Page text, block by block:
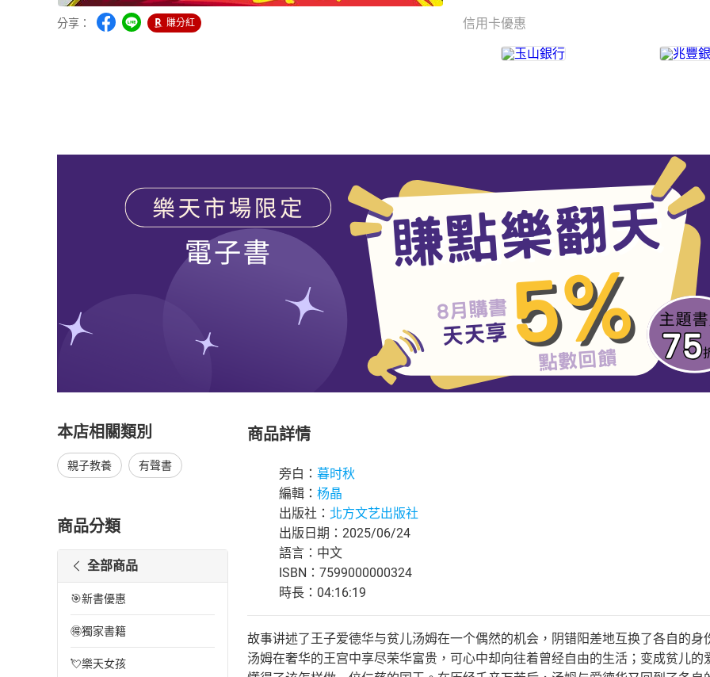
分享： 賺分紅 信用卡優惠
本店相關類別
親子教養 有聲書
商品分類
全部商品
🎯新書優惠
🉐獨家書籍
💘樂天女孩
商品詳情
旁白： 暮时秋
編輯： 杨晶
出版社： 北方文艺出版社
出版日期：2025/06/24
語言：中文
ISBN：7599000000324
時長：04:16:19
故事讲述了王子爱德华与贫儿汤姆在一个偶然的机会，阴错阳差地互换了各自的
汤姆在奢华的王宫中享尽荣华富贵，可心中却向往着曾经自由的生活；变成贫儿